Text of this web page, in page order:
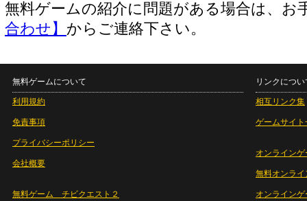
無料ゲームの紹介に問題がある場合は、お
合わせ】 からご連絡下さい。
無料ゲームについて
利用規約
免責事項
プライバシーポリシー
会社概要
無料ゲーム チビクエスト２
リンクについ
相互リンク集
ゲームサイト
オンラインゲ
無料オンライ
オンライン